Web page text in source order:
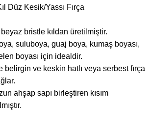
Düz Kesik/Yassı Fırça
bristle kıldan üretilmiştir.
suluboya, guaj boya, kumaş boyası,
boyası için idealdir.
belirgin ve keskin hatlı veya serbest fırça
ahşap sapı birleştiren kısım